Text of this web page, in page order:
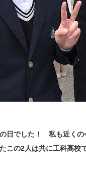
日でした！ 私も近く
の2人は共に工科高校